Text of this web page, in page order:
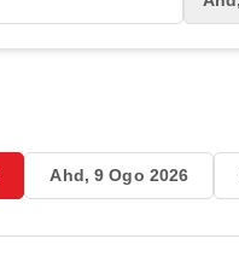
Ahd, 9 Ogo 2026